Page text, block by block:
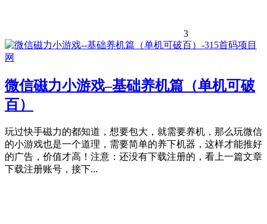
3
微信磁力小游戏–基础养机篇（单机可破
百）
玩过快手磁力的都知道，想要包大，就需要养机，那么玩微信
的小游戏也是一个道理，需要简单的养下机器，这样才能推好
的广告，价值才高！注意：还没有下载注册的，看上一篇文章
下载注册账号，接下...